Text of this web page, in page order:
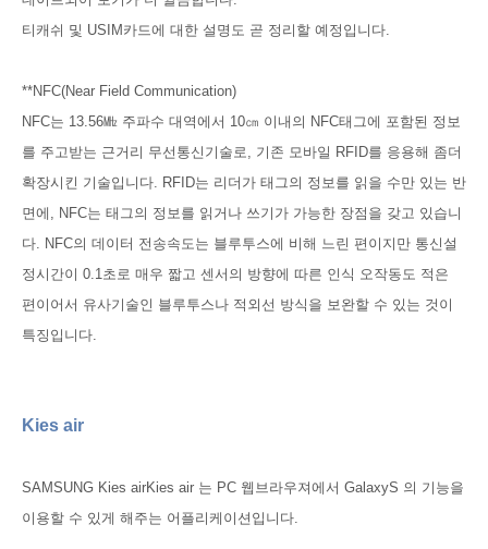
티캐쉬 및 USIM카드에 대한 설명도 곧 정리할 예정입니다.
**NFC(Near Field Communication)
NFC는 13.56㎒ 주파수 대역에서 10㎝ 이내의 NFC태그에 포함된 정보
를 주고받는 근거리 무선통신기술로, 기존 모바일 RFID를 응용해 좀더
확장시킨 기술입니다. RFID는 리더가 태그의 정보를 읽을 수만 있는 반
면에, NFC는 태그의 정보를 읽거나 쓰기가 가능한 장점을 갖고 있습니
다. NFC의 데이터 전송속도는 블루투스에 비해 느린 편이지만 통신설
정시간이 0.1초로 매우 짧고 센서의 방향에 따른 인식 오작동도 적은
편이어서 유사기술인 블루투스나 적외선 방식을 보완할 수 있는 것이
특징입니다.
Kies air
SAMSUNG Kies airKies air 는 PC 웹브라우져에서 GalaxyS 의 기능을
이용할 수 있게 해주는 어플리케이션입니다.